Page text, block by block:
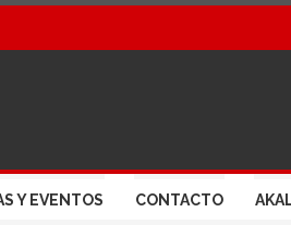
Y EVENTOS CONTACTO